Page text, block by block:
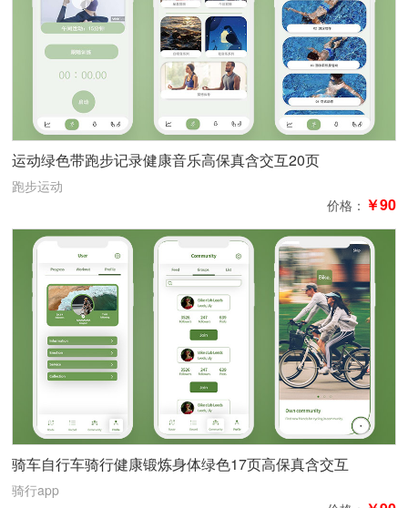
运动绿色带跑步记录健康音乐高保真含交互20页
跑步运动
价格： ￥90
骑车自行车骑行健康锻炼身体绿色17页高保真含交互
骑行app